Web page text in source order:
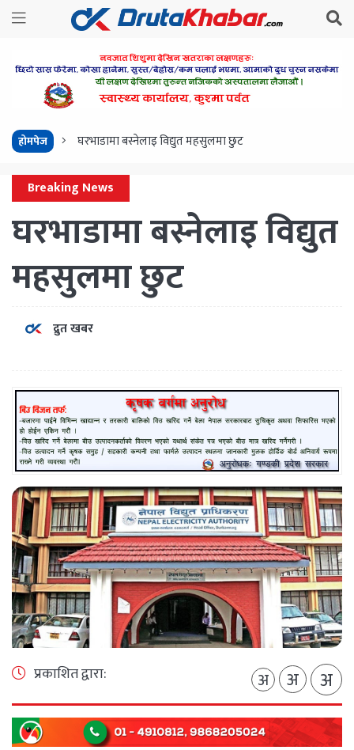
होमपेज घरभाडामा बस्नेलाइ विद्युत महसुलमा छुट
Breaking News
घरभाडामा बस्नेलाइ विद्युत
महसुलमा छुट
द्रुत खबर
प्रकाशित द्वारा: अ अ अ